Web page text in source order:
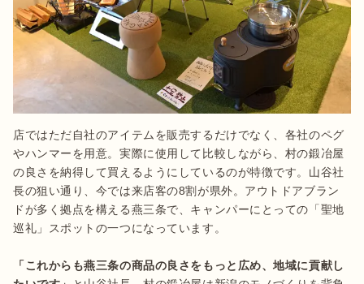
店ではただ自社のアイテムを販売するだけでなく、各社のペグ
やハンマーを用意。実際に使用して比較しながら、村の鍛冶屋
の良さを納得して買えるようにしているのが特徴です。山谷社
長の狙い通り、今では来店客の8割が県外。アウトドアブラン
ドが多く拠点を構える燕三条で、キャンパーにとっての「聖地
巡礼」スポットの一つになっています。
「これからも燕三条の商品の良さをもっと広め、地域に貢献し